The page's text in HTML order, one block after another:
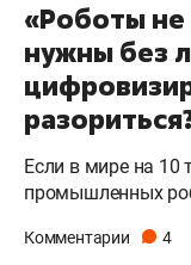
«Роботы
нужны без
Если в мире на 10
промышленных
Комментарии 4